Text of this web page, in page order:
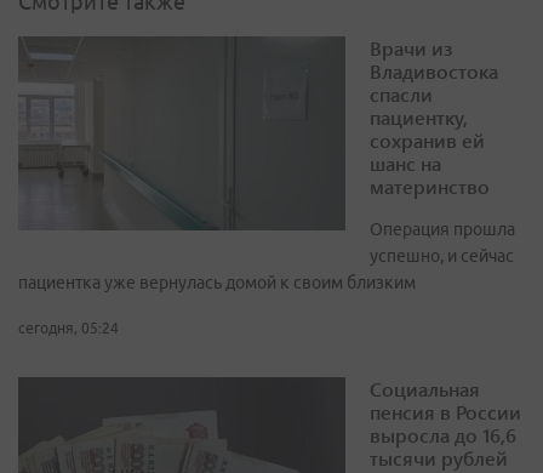
Врачи из
Владивостока
спасли
пациентку,
сохранив ей
шанс на
материнство
Операция прошла
успешно, и сейчас
пациентка уже вернулась домой к своим близким
сегодня, 05:24
Социальная
пенсия в России
выросла до 16,6
тысячи рублей